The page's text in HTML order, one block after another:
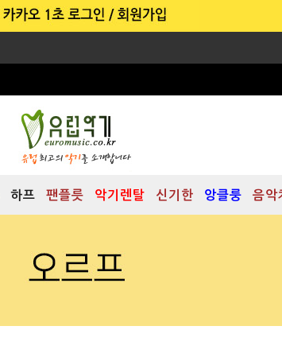
하프 팬플릇 악기렌탈 신기한 앙클룽 음악